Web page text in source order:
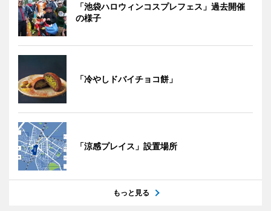
「池袋ハロウィンコスプレフェス」過去開催
の様子
「冷やしドバイチョコ餅」
「涼感プレイス」設置場所
もっと見る